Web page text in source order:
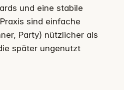
und eine stabile
sind einfache
Party) nützlicher als
später ungenutzt